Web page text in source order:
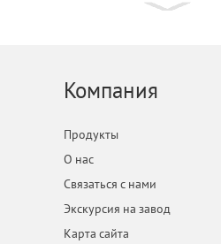
Гибкие
Полировальные
Гибридные
LION Гибридные
Компания
Продукты
О нас
Связаться с нами
Экскурсия на завод
Карта сайта